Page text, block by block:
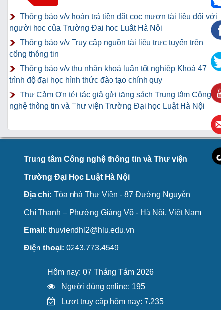
Thông báo v/v hoàn trả tiền đặt cọc mượn tài liệu đối với
người học của Trường Đại học Luật Hà Nội
Thông báo v/v Truy cập nguồn tài liệu trực tuyến trên
cổng thông tin
Thông báo v/v thu nhận khoá luận tốt nghiệp Khoá 47
trình độ đại học hình thức đào tạo chính quy
Thư Cảm Ơn tới tác giả gửi tặng sách Trung tâm Công
nghệ thông tin và Thư viện Trường Đại học Luật Hà Nội
Trung tâm Công nghệ thông tin và Thư viện
Trường Đại Học Luật Hà Nội
Địa chỉ: Tòa nhà Thư Viện - 87 Đường Nguyễn
Chí Thanh – Phường Giảng Võ - Hà Nội, Việt Nam
Email: thuviendhl2@hlu.edu.vn
Điện thoại: 0243.773.4549
Hôm nay: 07 Tháng Tám 2026
Người dùng online: 195
Lượt truy cập hôm nay: 7.235